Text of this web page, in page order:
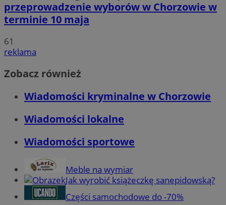
przeprowadzenie wyborów w Chorzowie w
terminie 10 maja
61
reklama
Zobacz również
Wiadomości kryminalne w Chorzowie
Wiadomości lokalne
Wiadomości sportowe
Meble na wymiar
Jak wyrobić książeczkę sanepidowską?
Części samochodowe do -70%